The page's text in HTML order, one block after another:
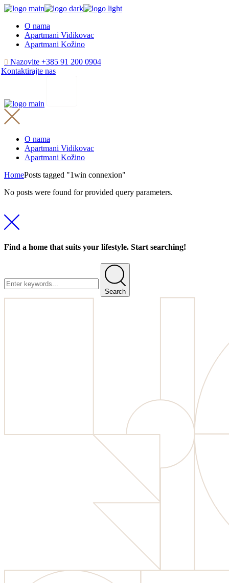
Skip
content
O nama
Apartmani Vidikovac
Apartmani Kožino
Nazovite +385 91 200 0904
Kontaktirajte nas
O nama
Apartmani Vidikovac
Apartmani Kožino
HomePosts tagged "1win connexion"
No posts were found for provided query parameters.
Find a home that suits your lifestyle. Start searching!
Search